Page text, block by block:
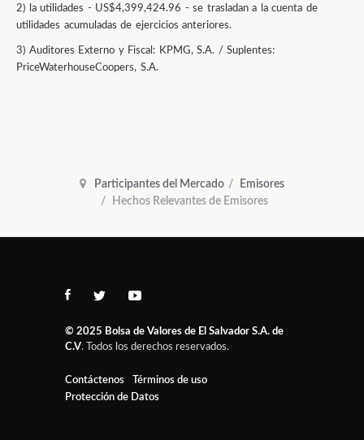
2) la utilidades - US$4,399,424.96 - se trasladan a la cuenta de
utilidades acumuladas de ejercicios anteriores.
3) Auditores Externo y Fiscal: KPMG, S.A. / Suplentes:
PriceWaterhouseCoopers, S.A.
Participantes del Mercado
Emisores
Hechos Relevantes de Emisores
© 2025 Bolsa de Valores de El Salvador S.A. de
C.V. Todos los derechos reservados.
Contáctenos
Términos de uso
Protección de Datos